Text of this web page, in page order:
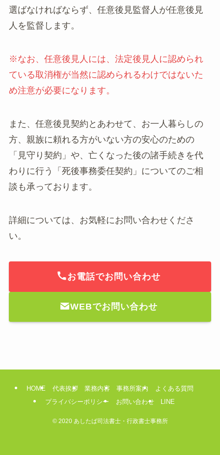
選ばなければならず、任意後見監督人が任意後見
人を監督します。
※なお、任意後見人には、法定後見人に認められ
ている取消権が当然に認められるわけではないた
め注意が必要になります。
また、任意後見契約とあわせて、お一人暮らしの
方、親族に頼れる方がいない方の安心のための
「見守り契約」や、亡くなった後の諸手続きを代
わりに行う「死後事務委任契約」についてのご相
談も承っております。
詳細については、お気軽にお問い合わせくださ
い。
お電話でお問い合わせ
WEBでお問い合わせ
HOME 代表挨拶 業務内容 事務所案内
よくある質問
プライバシーポリシー
お問い合わせ LINE
©2020 あしたば司法書士・行政書士事務所